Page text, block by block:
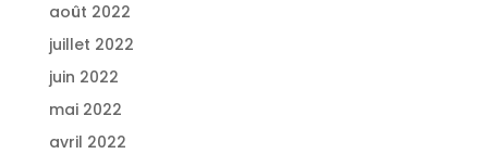
août 2022
juillet 2022
juin 2022
mai 2022
avril 2022